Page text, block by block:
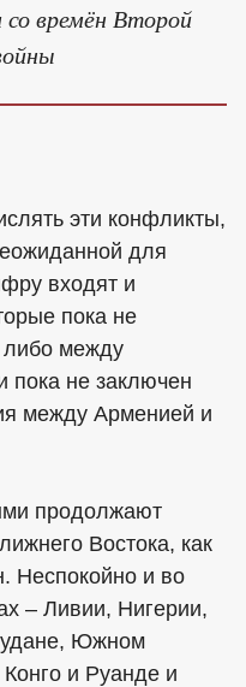
со времён Второй
эти конфликты,
для
входят и
пока не
между
пока не заключен
между Арменией и
продолжают
Востока, как
Неспокойно и во
– Ливии, Нигерии,
Южном
и Руанде и